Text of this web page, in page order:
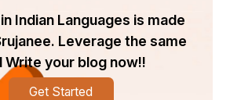
Indian Languages is made
Leverage the same
Write your blog now!!
Get Started